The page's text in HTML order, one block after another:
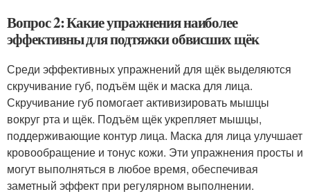
Вопрос 2: Какие упражнения наиболее
эффективны для подтяжки обвисших щёк
Среди эффективных упражнений для щёк выделяются
скручивание губ, подъём щёк и маска для лица.
Скручивание губ помогает активизировать мышцы
вокруг рта и щёк. Подъём щёк укрепляет мышцы,
поддерживающие контур лица. Маска для лица улучшает
кровообращение и тонус кожи. Эти упражнения просты и
могут выполняться в любое время, обеспечивая
заметный эффект при регулярном выполнении.